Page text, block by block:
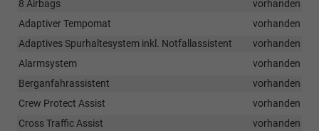
8 Airbags
vorhanden
Adaptiver Tempomat
vorhanden
Adaptives Spurhaltesystem inkl. Notfallassistent
vorhanden
Alarmsystem
vorhanden
Berganfahrassistent
vorhanden
Crew Protect Assist
vorhanden
Cross Traffic Assist
vorhanden